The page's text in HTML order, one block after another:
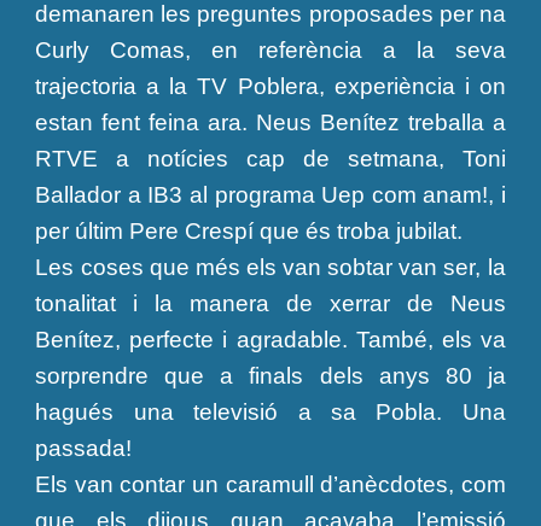
demanaren les preguntes proposades per na
Curly Comas, en referència a la seva
trajectoria a la TV Poblera, experiència i on
estan fent feina ara. Neus Benítez treballa a
RTVE a notícies cap de setmana, Toni
Ballador a IB3 al programa Uep com anam!, i
per últim Pere Crespí que és troba jubilat.
Les coses que més els van sobtar van ser, la
tonalitat i la manera de xerrar de Neus
Benítez, perfecte i agradable. També, els va
sorprendre que a finals dels anys 80 ja
hagués una televisió a sa Pobla. Una
passada!
Els van contar un caramull d’anècdotes, com
que els dijous quan acavaba l’emissió